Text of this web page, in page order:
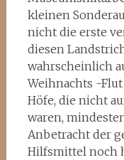
kleinen
nicht die erste
diesen
wahrscheinlich
Weihnachts -
Höfe, die nicht
waren,
Anbetracht der
Hilfsmittel noch